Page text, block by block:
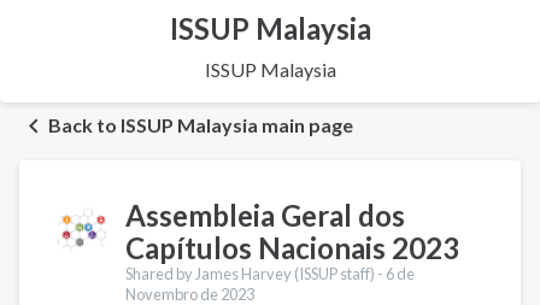
ISSUP Malaysia
ISSUP Malaysia
Back to ISSUP Malaysia main page
Assembleia Geral dos
Capítulos Nacionais 2023
Shared by James Harvey (ISSUP staff) - 6 de
Novembro de 2023